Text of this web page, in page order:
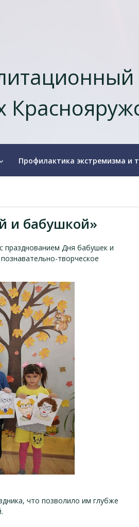
Профилактика экстремизма и
и бабушкой»
празднованием Дня бабушек и
творческое
что позволило им глубже